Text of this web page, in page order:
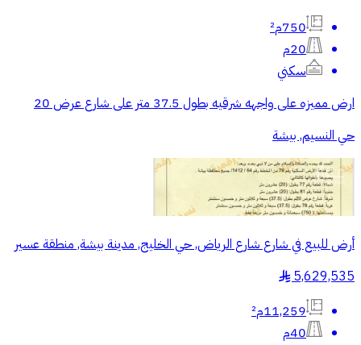
750م²
20م
سكني
ارض مميزه على واجهه شرقيه بطول 37.5 متر على شارع عرض 20
حي النسيم, بيشة
أرض للبيع في شارع شارع الرياض, حي الخليج, مدينة بيشة, منطقة عسير
5,629,535
§
11,259م²
40م